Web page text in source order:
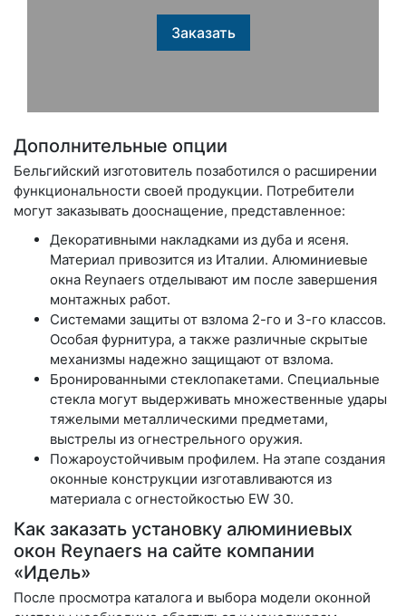
Заказать
Дополнительные опции
Бельгийский изготовитель позаботился о расширении
функциональности своей продукции. Потребители
могут заказывать дооснащение, представленное:
Декоративными накладками из дуба и ясеня.
Материал привозится из Италии. Алюминиевые
окна Reynaers отделывают им после завершения
монтажных работ.
Системами защиты от взлома 2-го и 3-го классов.
Особая фурнитура, а также различные скрытые
механизмы надежно защищают от взлома.
Бронированными стеклопакетами. Специальные
стекла могут выдерживать множественные удары
тяжелыми металлическими предметами,
выстрелы из огнестрельного оружия.
Пожароустойчивым профилем. На этапе создания
оконные конструкции изготавливаются из
материала с огнестойкостью EW 30.
Как заказать установку алюминиевых
окон Reynaers на сайте компании
«Идель»
После просмотра каталога и выбора модели оконной